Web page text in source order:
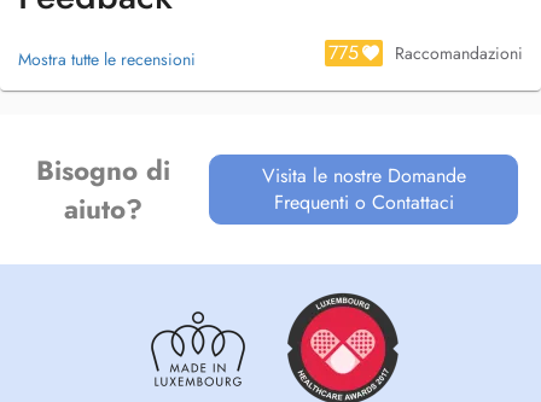
serai, dans tous les cas, à votre écoute pour vous soigner de la
Mostra tutte le recensioni 775 Raccomandazioni
Bisogno di
aiuto?
Visita le nostre Domande
Frequenti o Contattaci